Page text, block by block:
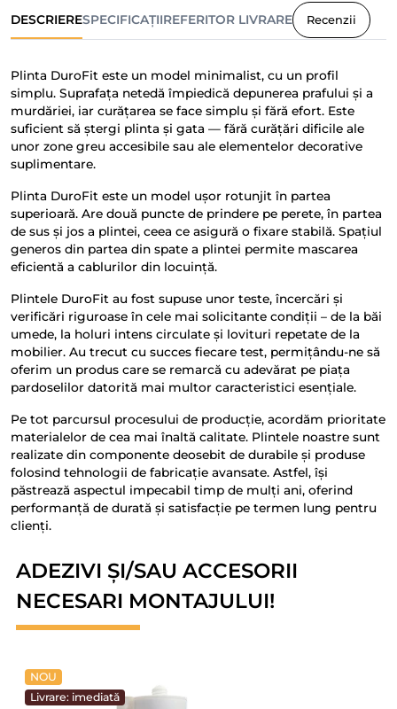
DESCRIERESPECIFICAȚIIREFERITOR LIVRARE Recenzii
Plinta DuroFit este un model minimalist, cu un profil
simplu. Suprafața netedă împiedică depunerea prafului și a
murdăriei, iar curățarea se face simplu și fără efort. Este
suficient să ștergi plinta și gata — fără curățări dificile ale
unor zone greu accesibile sau ale elementelor decorative
suplimentare.
Plinta DuroFit este un model ușor rotunjit în partea
superioară. Are două puncte de prindere pe perete, în partea
de sus și jos a plintei, ceea ce asigură o fixare stabilă. Spațiul
generos din partea din spate a plintei permite mascarea
eficientă a cablurilor din locuință.
Plintele DuroFit au fost supuse unor teste, încercări și
verificări riguroase în cele mai solicitante condiții – de la băi
umede, la holuri intens circulate și lovituri repetate de la
mobilier. Au trecut cu succes fiecare test, permițându-ne să
oferim un produs care se remarcă cu adevărat pe piața
pardoselilor datorită mai multor caracteristici esențiale.
Pe tot parcursul procesului de producție, acordăm prioritate
materialelor de cea mai înaltă calitate. Plintele noastre sunt
realizate din componente deosebit de durabile și produse
folosind tehnologii de fabricație avansate. Astfel, își
păstrează aspectul impecabil timp de mulți ani, oferind
performanță de durată și satisfacție pe termen lung pentru
clienți.
ADEZIVI ȘI/SAU ACCESORII
NECESARI MONTAJULUI!
NOU
Livrare: imediată